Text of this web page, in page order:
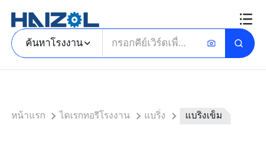
ค้นหาโรงงาน
หน้าแรก ไดเรกทอรีโรงงาน แบริ่ง แบริ่งเข็ม